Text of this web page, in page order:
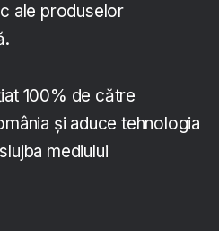
ale produselor
100% de către
și aduce tehnologia
mediului